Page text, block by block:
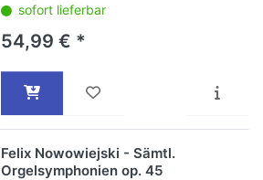
sofort lieferbar
54,99 € *
Felix Nowowiejski - Sämtl.
Orgelsymphonien op. 45